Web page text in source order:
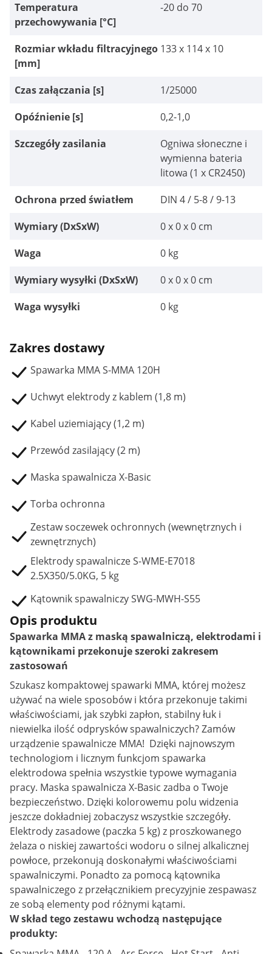
Temperatura
przechowywania [°C]
-20 do 70
Rozmiar wkładu filtracyjnego
[mm]
133 x 114 x 10
Czas załączania [s]
1/25000
Opóźnienie [s]
0,2-1,0
Szczegóły zasilania
Ogniwa słoneczne i
wymienna bateria
litowa (1 x CR2450)
Ochrona przed światłem
DIN 4 / 5-8 / 9-13
Wymiary (DxSxW)
0 x 0 x 0 cm
Waga
0 kg
Wymiary wysyłki (DxSxW)
0 x 0 x 0 cm
Waga wysyłki
0 kg
Zakres dostawy
Spawarka MMA S-MMA 120H
Uchwyt elektrody z kablem (1,8 m)
Kabel uziemiający (1,2 m)
Przewód zasilający (2 m)
Maska spawalnicza X-Basic
Torba ochronna
Zestaw soczewek ochronnych (wewnętrznych i
zewnętrznych)
Elektrody spawalnicze S-WME-E7018
2.5X350/5.0KG, 5 kg
Kątownik spawalniczy SWG-MWH-S55
Opis produktu
Spawarka MMA z maską spawalniczą, elektrodami i
kątownikami przekonuje szeroki zakresem
zastosowań
Szukasz kompaktowej spawarki MMA, której możesz
używać na wiele sposobów i która przekonuje takimi
właściwościami, jak szybki zapłon, stabilny łuk i
niewielka ilość odprysków spawalniczych? Zamów
urządzenie spawalnicze MMA! Dzięki najnowszym
technologiom i licznym funkcjom spawarka
elektrodowa spełnia wszystkie typowe wymagania
pracy. Maska spawalnicza X-Basic zadba o Twoje
bezpieczeństwo. Dzięki kolorowemu polu widzenia
jeszcze dokładniej zobaczysz wszystkie szczegóły.
Elektrody zasadowe (paczka 5 kg) z proszkowanego
żelaza o niskiej zawartości wodoru o silnej alkalicznej
powłoce, przekonują doskonałymi właściwościami
spawalniczymi. Ponadto za pomocą kątownika
spawalniczego z przełącznikiem precyzyjnie zespawasz
ze sobą elementy pod różnymi kątami.
W skład tego zestawu wchodzą następujące
produkty: